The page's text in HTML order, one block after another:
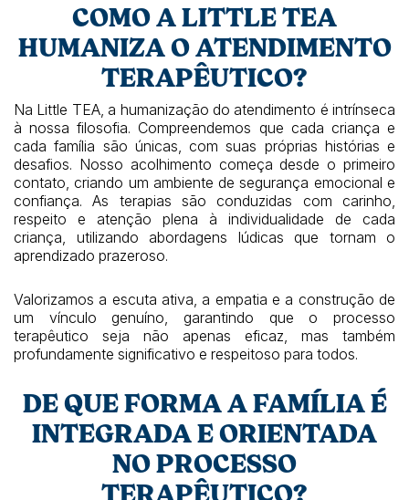
COMO A LITTLE TEA
HUMANIZA O ATENDIMENTO
TERAPÊUTICO?
Na Little TEA, a humanização do atendimento é intrínseca
à nossa filosofia. Compreendemos que cada criança e
cada família são únicas, com suas próprias histórias e
desafios. Nosso acolhimento começa desde o primeiro
contato, criando um ambiente de segurança emocional e
confiança. As terapias são conduzidas com carinho,
respeito e atenção plena à individualidade de cada
criança, utilizando abordagens lúdicas que tornam o
aprendizado prazeroso.
Valorizamos a escuta ativa, a empatia e a construção de
um vínculo genuíno, garantindo que o processo
terapêutico seja não apenas eficaz, mas também
profundamente significativo e respeitoso para todos.
DE QUE FORMA A FAMÍLIA É
INTEGRADA E ORIENTADA
NO PROCESSO